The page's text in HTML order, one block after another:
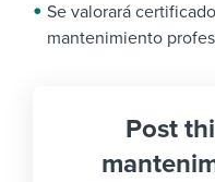
Se valorará
mantenimiento
Post